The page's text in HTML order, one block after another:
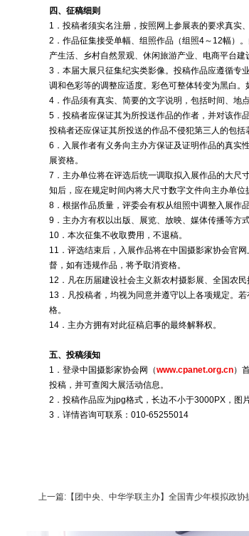
四、征稿细则
1．投稿者须实名注册，按照网上参展表的要求真实
2．作品征集接受单幅、组照作品（组照4～12幅）
产生活、乡村自然景观、休闲旅游产业、电商平台建
3．本届大展只征集纪实类影像。投稿作品应遵循专
调和色彩等的调整应适度。彩色可整体转变为黑白
4．作品须有真实、简要的文字说明，包括时间、地
5．投稿者应保证其为所投送作品的作者，并对该作
投稿者还应保证其所投送的作品不侵犯第三人的包
6．入展作者有义务向主办方保证及证明作品的真实
展资格。
7．主办单位将在评选后统一调取拟入展作品的大尺
知后，应在规定时间内将大尺寸数字文件向主办单位
8．根据作品质量，评委会有权从组照中调整入展作
9．主办方有权以出版、展览、放映、媒体传播等方
10．本次征集不收取费用，不退稿。
11．评选结束后，入展作品将在中国摄影家协会官
督，如有违规作品，将予取消资格。
12．凡在历届建设社会主义新农村摄影展、全国农民
13．凡投稿者，均视为同意并遵守以上各项规定。
格。
14．主办方拥有对此征稿启事的最终解释权。
五、投稿须知
1．登录中国摄影家协会网（www.cpanet.org.cn）
投稿，并可查阅大展活动信息。
2．投稿作品应为jpg格式，长边不小于3000PX，图
3．详情咨询可联系：010-65255014
上一篇:【团中央、中华学联主办】全国青少年模拟政协